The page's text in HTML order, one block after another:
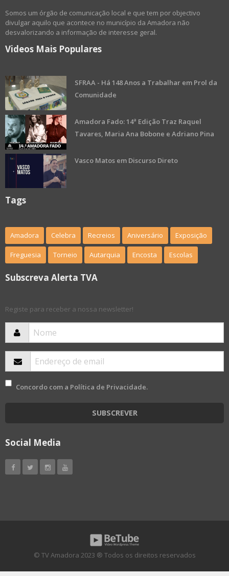
Somos um órgão de comunicação local e que tem por objectivo
divulgar aquilo que acontece no município da Amadora não
desvalorizando a informação de interesse geral.
Videos Mais Populares
SFRAA - Há 148 Anos a Trabalhar em Prol da
Comunidade
Amadora Fado: 14ª Edição Traz Raquel
Tavares, Maria Ana Bobone e Adriano Pina
Vasco Matos em Discurso Direto
Tags
Amadora Celebra Recreios Aniversário Exposição
Freguesia Torneio Autarquia Encosta Escolas
Subscreva Alerta TVA
Registe para receber a nossa newsletter!
Concordo com a Política de Privacidade.
SUBSCREVER
Social Media
© TV Amadora 2023 ® Todos os direitos reservados